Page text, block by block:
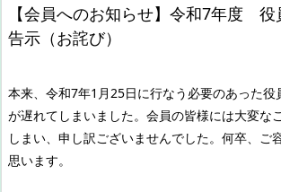
【会員へのお知らせ】令和7年度
告示（お詫び）
本来、令和7年1月25日に行なう必要のあった役
が遅れてしまいました。 会員の皆様には大変な
しまい、申し訳ございませんでした。 何卒、ご
思います。